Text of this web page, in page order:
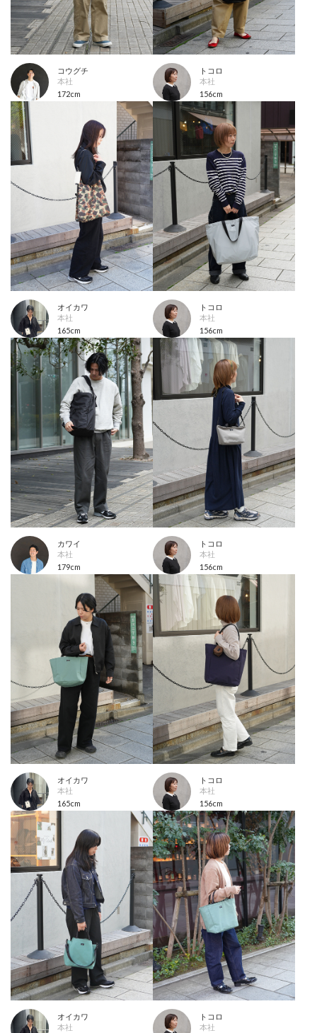
コウグチ
本社
172cm
トコロ
本社
156cm
オイカワ
本社
165cm
トコロ
本社
156cm
カワイ
本社
179cm
トコロ
本社
156cm
オイカワ
本社
165cm
トコロ
本社
156cm
オイカワ
本社
トコロ
本社